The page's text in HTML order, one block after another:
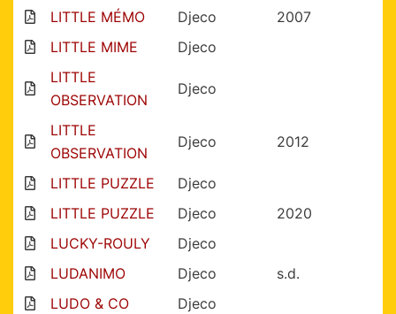
LITTLE MÉMO Djeco
2007
LITTLE MIME
Djeco
LITTLE
OBSERVATION
Djeco
LITTLE
OBSERVATION
Djeco 2012
LITTLE PUZZLE
Djeco
LITTLE PUZZLE
Djeco
2020
LUCKY-ROULY
Djeco
LUDANIMO
Djeco
s.d.
LUDO & CO
Djeco